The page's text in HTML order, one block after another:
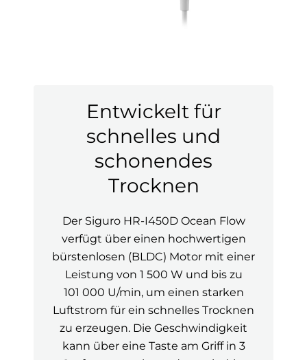
Entwickelt für
schnelles und
schonendes
Trocknen
Der Siguro HR-I450D Ocean Flow
verfügt über einen hochwertigen
bürstenlosen (BLDC) Motor mit einer
Leistung von 1 500 W und bis zu
101 000 U/min, um einen starken
Luftstrom für ein schnelles Trocknen
zu erzeugen. Die Geschwindigkeit
kann über eine Taste am Griff in 3